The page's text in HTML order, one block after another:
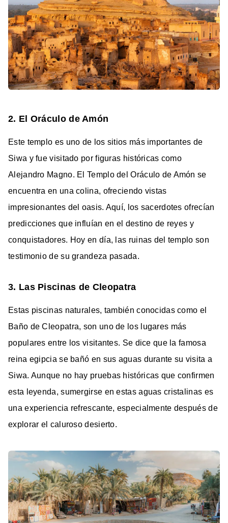
2. El Oráculo de Amón
Este templo es uno de los sitios más importantes de
Siwa y fue visitado por figuras históricas como
Alejandro Magno. El Templo del Oráculo de Amón se
encuentra en una colina, ofreciendo vistas
impresionantes del oasis. Aquí, los sacerdotes ofrecían
predicciones que influían en el destino de reyes y
conquistadores. Hoy en día, las ruinas del templo son
testimonio de su grandeza pasada.
3. Las Piscinas de Cleopatra
Estas piscinas naturales, también conocidas como el
Baño de Cleopatra, son uno de los lugares más
populares entre los visitantes. Se dice que la famosa
reina egipcia se bañó en sus aguas durante su visita a
Siwa. Aunque no hay pruebas históricas que confirmen
esta leyenda, sumergirse en estas aguas cristalinas es
una experiencia refrescante, especialmente después de
explorar el caluroso desierto.